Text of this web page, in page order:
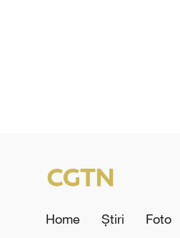
Home Știri Foto